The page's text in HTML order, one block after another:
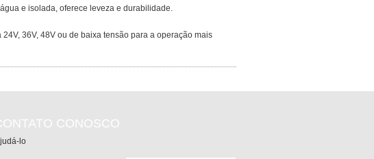
e isolada, oferece leveza e durabilidade.
36V, 48V ou de baixa tensão para a operação mais
CONOSCO
lo